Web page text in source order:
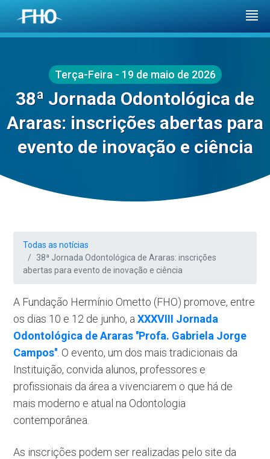
Terça-Feira - 19 de maio de 2026
38ª Jornada Odontológica de
Araras: inscrições abertas para
evento de inovação e ciência
Todas as notícias
38ª Jornada Odontológica de Araras: inscrições
abertas para evento de inovação e ciência
A Fundação Hermínio Ometto (FHO) promove, entre
os dias 10 e 12 de junho, aXXXVIII Jornada
Odontológica de Araras ''Profa. Gabriela Jorge
Campos'' . O evento, um dos mais tradicionais da
Instituição, convida alunos, professores e
profissionais da área a vivenciarem o que há de
mais moderno e atual na Odontologia
contemporânea.
As inscrições podem ser realizadas pelo site da